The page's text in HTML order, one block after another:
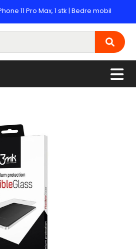
11 Pro Max, 1 stk | Bedre mobil